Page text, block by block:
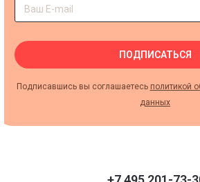
ПОДПИСАТЬСЯ
Подписавшись вы соглашаетесь политикой
данных